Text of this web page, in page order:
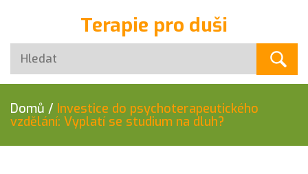
Terapie pro duši
Domů / Investice do psychoterapeutického
vzdělání: Vyplatí se studium na dluh?